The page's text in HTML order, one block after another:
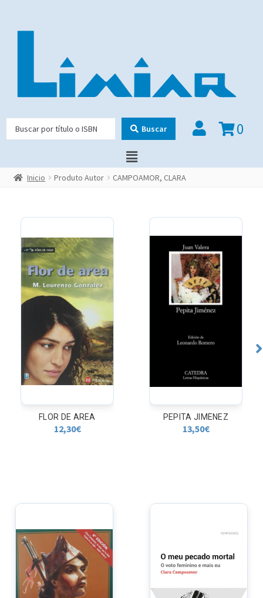
Buscar 0
Inicio Produto Autor CAMPOAMOR, CLARA
FLOR DE AREA
12,30€
PEPITA JIMENEZ
13,50€